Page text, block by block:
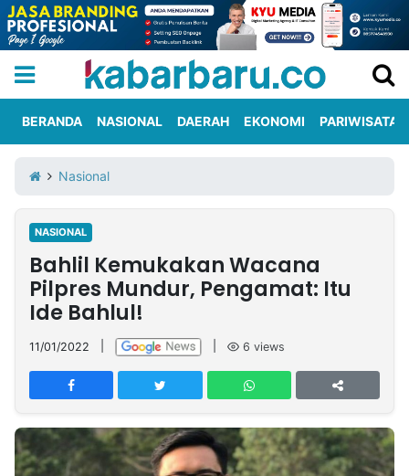
Iklan
Berita
Kami
Nasional
International
Olahraga
Entertainment
Daerah
Pariwisata
Kuliner
Kolom
Network
PT
TREETAN
INDONESIA
BERANDA NASIONAL DAERAH EKONOMI PARIWISATA
Nasional
NASIONAL
Bahlil Kemukakan Wacana
Pilpres Mundur, Pengamat: Itu
Ide Bahlul!
11/01/2022 6 views